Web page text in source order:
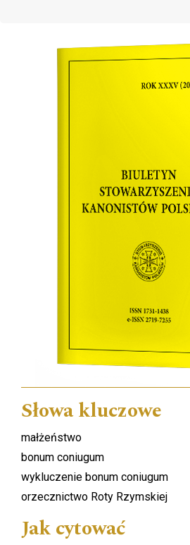
Słowa kluczowe
małżeństwo
bonum coniugum
wykluczenie bonum coniugum
orzecznictwo Roty Rzymskiej
Jak cytować